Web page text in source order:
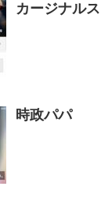
カージナルス
時政パパ